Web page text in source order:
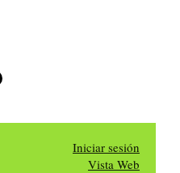
Iniciar sesión
Vista Web